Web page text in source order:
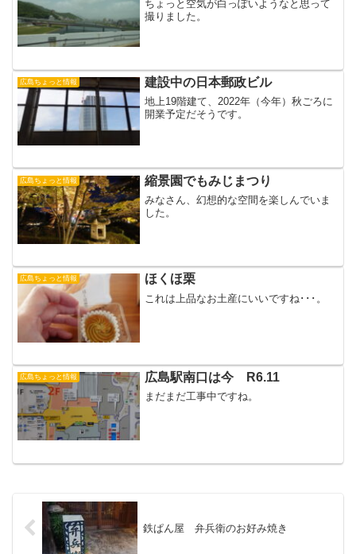
ちょっと空気が白っぽいようなと思って
撮りました。
広島ちょっと情報 建設中の日本郵政ビル
地上19階建て、2022年（今年）秋ごろに
開業予定だそうです。
広島ちょっと情報 縮景園でもみじまつり
みなさん、幻想的な空間を楽しんでいま
した。
広島ちょっと情報 ほくほ栗
これは上品なお土産にいいですね･･･。
広島ちょっと情報 広島駅南口は今 R6.11
まだまだ工事中ですね。
鉄ぱん屋 弁兵衛のお好み焼き